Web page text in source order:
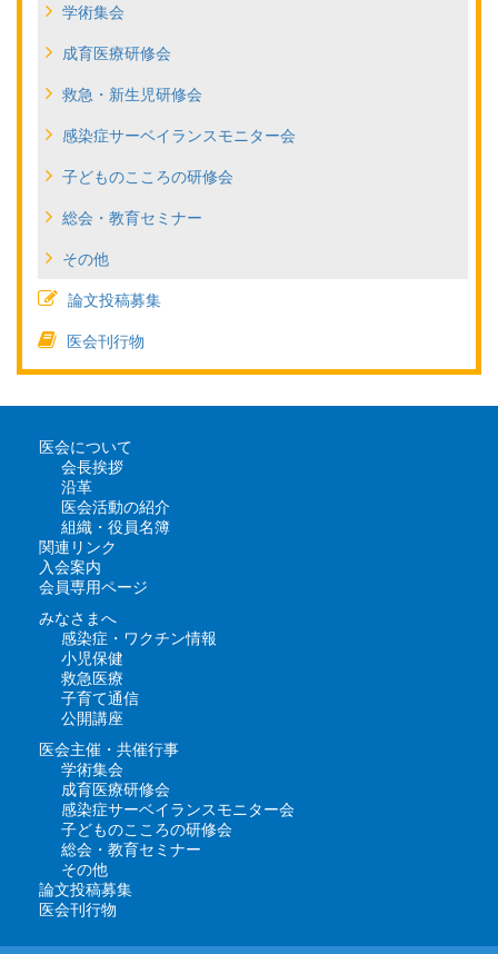
学術集会
成育医療研修会
救急・新生児研修会
感染症サーベイランスモニター会
子どものこころの研修会
総会・教育セミナー
その他
論文投稿募集
医会刊行物
医会について
会長挨拶
沿革
医会活動の紹介
組織・役員名簿
関連リンク
入会案内
会員専用ページ
みなさまへ
感染症・ワクチン情報
小児保健
救急医療
子育て通信
公開講座
医会主催・共催行事
学術集会
成育医療研修会
感染症サーベイランスモニター会
子どものこころの研修会
総会・教育セミナー
その他
論文投稿募集
医会刊行物